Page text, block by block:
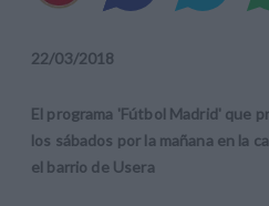
22/03/2018
El programa 'Fútbol Madrid' que
los sábados por la mañana en la
el barrio de Usera